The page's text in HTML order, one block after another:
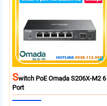
SWitch PoE Omada S206X-M2 6
Port